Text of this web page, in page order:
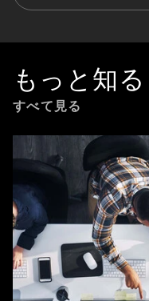
もっと知る
すべて見る